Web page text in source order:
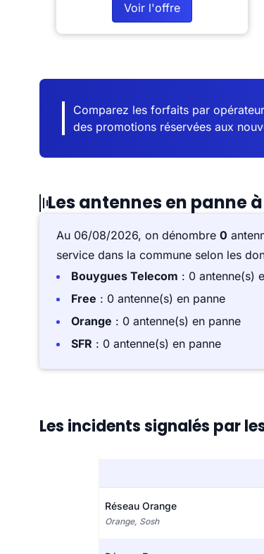
Voir l'offre
Comparez les forfaits par
des promotions réservées aux
Les antennes en panne
Au 06/08/2026, on dénombre 0
service dans la commune selon les
Bouygues Telecom : 0 antenne(s)
Free : 0 antenne(s) en panne
Orange : 0 antenne(s) en panne
SFR : 0 antenne(s) en panne
Les incidents signalés par
Réseau Orange
Orange, Sosh